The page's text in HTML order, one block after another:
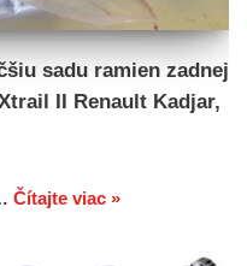
sadu ramien zadnej
II Renault Kadjar,
Čítajte viac »